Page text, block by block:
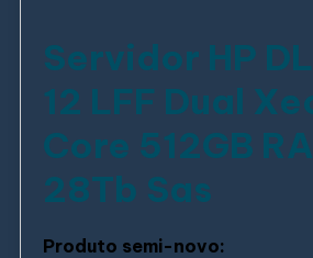
Servidor HP
12 LFF Dual
Core 512GB
28Tb Sas
Produto semi-novo: